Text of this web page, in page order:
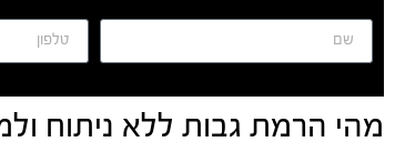
מהי הרמת גבות ללא ניתוח